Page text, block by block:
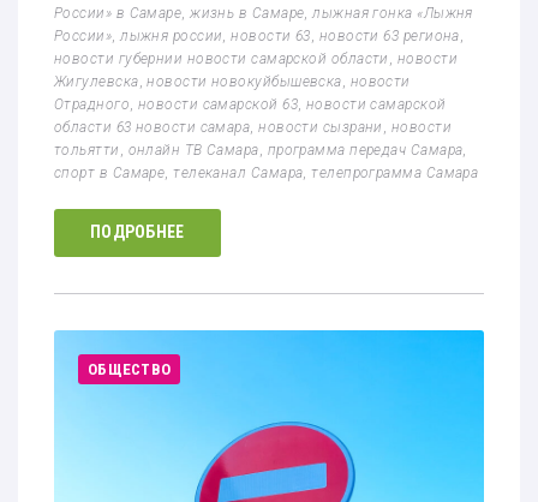
России» в Самаре жизнь в Самаре лыжная гонка «Лыжня
России» лыжня россии ,новости 63 новости 63 региона
новости губернии новости самарской области
новости
Жигулевска ,новости новокуйбышевска новости
Отрадного новости самарской 63, новости самарской
области 63 новости самара ,новости сызрани
новости
тольятти
онлайн ТВ Самара программа передач Самара
спорт в Самаре ,телеканал Самара ,телепрограмма Самара
ПОДРОБНЕЕ
ОБЩЕСТВО